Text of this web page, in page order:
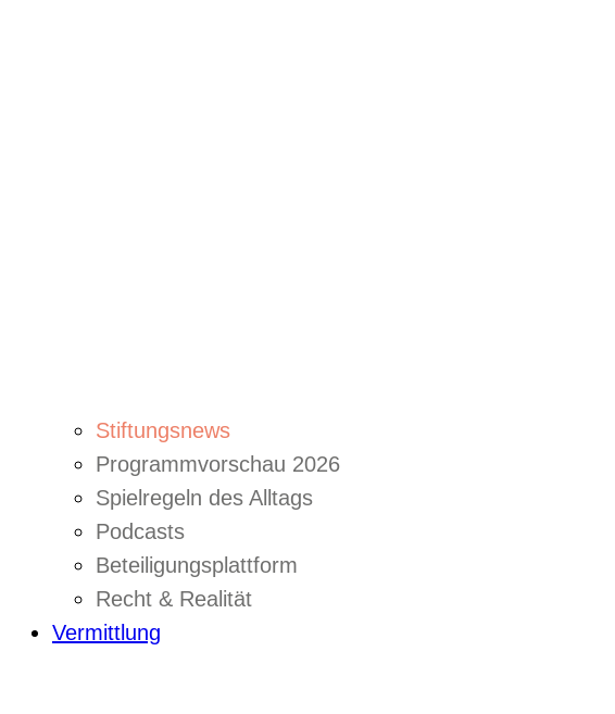
Stiftungsnews
Programmvorschau 2026
Spielregeln des Alltags
Podcasts
Beteiligungsplattform
Recht & Realität
Vermittlung